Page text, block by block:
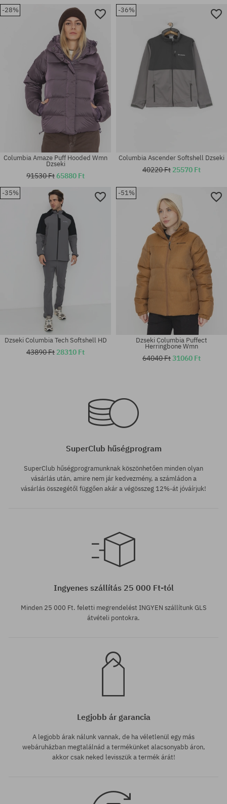
Elérhető méretek:
Elérhető méretek:
Elérhető méretek:
Elérhető méretek:
-28%
Columbia Amaze Puff Hooded Wmn
Dzseki
91530 Ft65880 Ft
-36%
Columbia Ascender Softshell Dzseki
40220 Ft 25570 Ft
-35%
Dzseki Columbia Tech Softshell HD
43890 Ft 28310 Ft
-51%
Elérhető méretek:
Dzseki Columbia Puffect
Herringbone Wmn
64040 Ft31060 Ft
SuperClub hűségprogram
SuperClub hűségprogramunknak köszönhetően minden olyan
vásárlás után, amire nem jár kedvezmény, a számládon a
vásárlás összegétől függően akár a végösszeg 12%-át jóváírjuk!
Ingyenes szállítás 25 000 Ft-tól
Minden 25 000 Ft. feletti megrendelést INGYEN szállítunk GLS
átvételi pontokra.
Legjobb ár garancia
A legjobb árak nálunk vannak, de ha véletlenül egy más
webáruházban megtalálnád a termékünket alacsonyabb áron,
akkor csak neked levisszük a termék árát!